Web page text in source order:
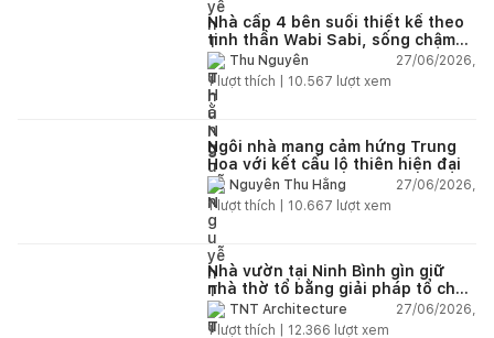
Nhà cấp 4 bên suối thiết kế theo
tinh thần Wabi Sabi, sống chậm
giữa thiên nhiên
Thu Nguyễn
27/06/2026,
1lượt thích | 10.567 lượt xem
Ngôi nhà mang cảm hứng Trung
Hoa với kết cấu lộ thiên hiện đại
Nguyễn Thu Hằng
27/06/2026,
1lượt thích | 10.667 lượt xem
Nhà vườn tại Ninh Bình gìn giữ
nhà thờ tổ bằng giải pháp tổ chức
lại không gian
TNT Architecture
27/06/2026,
1lượt thích | 12.366 lượt xem